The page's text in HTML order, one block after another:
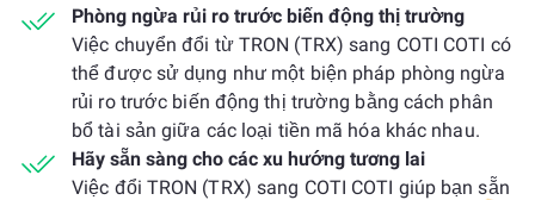
Phòng ngừa rủi ro trước biến động thị trường
Việc chuyển đổi từ TRON (TRX) sang COTI COTI có
thể được sử dụng như một biện pháp phòng ngừa
rủi ro trước biến động thị trường bằng cách phân
bổ tài sản giữa các loại tiền mã hóa khác nhau.
Hãy sẵn sàng cho các xu hướng tương lai
Việc đổi TRON (TRX) sang COTI COTI giúp bạn sẵn